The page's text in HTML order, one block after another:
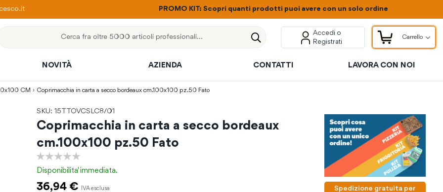
con un solo ordine PROMO KIT: Scopri quanti prodotti puoi avere con un solo ordine
Accedi o
Registrati
Carrello
Carrello
NOVITÀ AZIENDA CONTATTI LAVORA CON NOI
CM Coprimacchia in carta a secco bordeaux cm.100x100 pz.50 Fato
SKU: 15TTOVCSLC8/01
Coprimacchia in carta a secco bordeaux
cm.100x100 pz.50 Fato
Disponibilita'immediata.
36,94 €
Spedizione gratuita per